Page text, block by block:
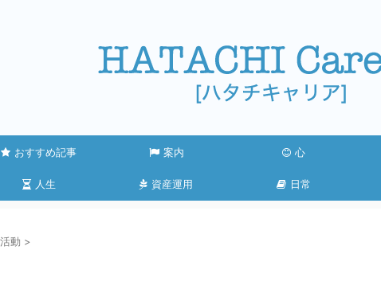
おすすめ記事 案内 心
人生 資産運用 日常
動 >